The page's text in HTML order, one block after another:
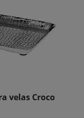
velas Croco